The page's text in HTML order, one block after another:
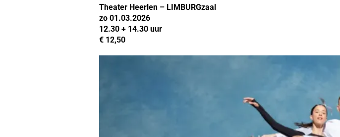
Theater Heerlen – LIMBURGzaal
zo 01.03.2026
12.30 + 14.30 uur
€ 12,50